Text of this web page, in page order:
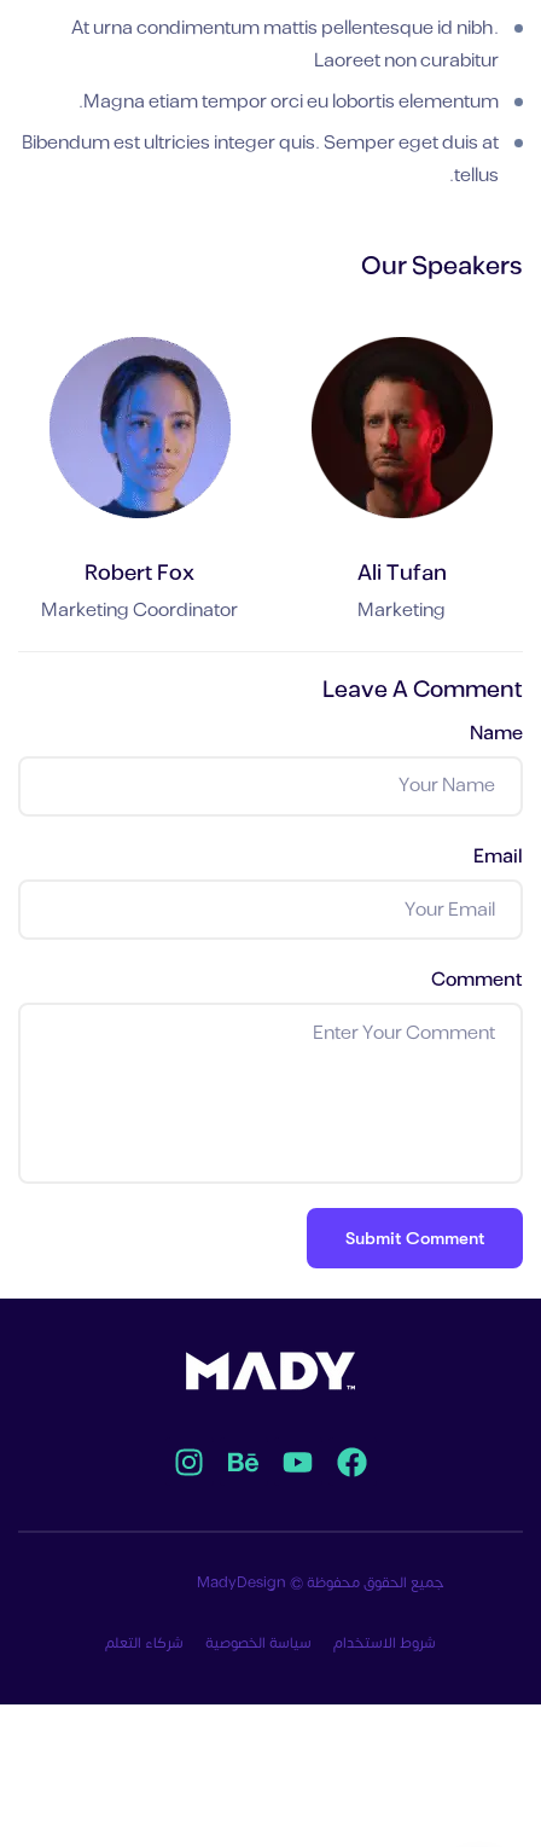
At urna condimentum mattis pellentesque id nibh.
Laoreet non curabitur
Magna etiam tempor orci eu lobortis elementum.
Bibendum est ultricies integer quis. Semper eget duis at
tellus.
Our Speakers
Ali Tufan
Marketing
Robert Fox
Marketing Coordinator
Leave A Comment
Name
Email
Comment
جميع الحقوق محفوظة © MadyDesign
شروط الاستخدام سياسة الخصوصية شركاء التعلم